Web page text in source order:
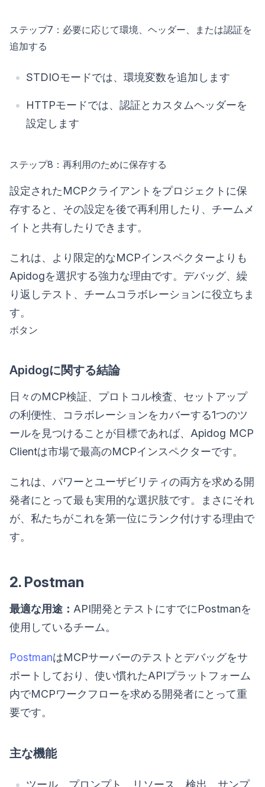
ステップ7：必要に応じて環境、ヘッダー、または認証を
追加する
STDIOモードでは、環境変数を追加します
HTTPモードでは、認証とカスタムヘッダーを
設定します
ステップ8：再利用のために保存する
設定されたMCPクライアントをプロジェクトに保
存すると、その設定を後で再利用したり、チームメ
イトと共有したりできます。
これは、より限定的なMCPインスペクターよりも
Apidogを選択する強力な理由です。デバッグ、繰
り返しテスト、チームコラボレーションに役立ちま
す。
ボタン
Apidogに関する結論
日々のMCP検証、プロトコル検査、セットアップ
の利便性、コラボレーションをカバーする1つのツ
ールを見つけることが目標であれば、Apidog MCP
Clientは市場で最高のMCPインスペクターです。
これは、パワーとユーザビリティの両方を求める開
発者にとって最も実用的な選択肢です。まさにそれ
が、私たちがこれを第一位にランク付けする理由で
す。
2. Postman
最適な用途： API開発とテストにすでにPostmanを
使用しているチーム。
PostmanはMCPサーバーのテストとデバッグをサ
ポートしており、使い慣れたAPIプラットフォーム
内でMCPワークフローを求める開発者にとって重
要です。
主な機能
ツール、プロンプト、リソース、検出、サンプ